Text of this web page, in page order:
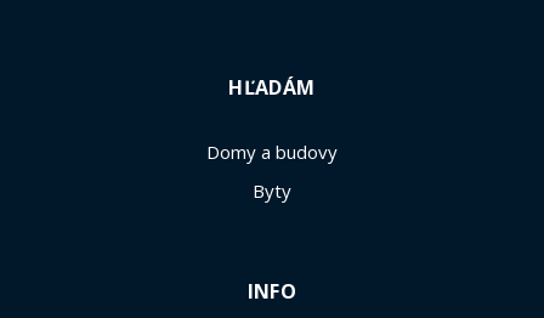
HĽADÁM
Domy a budovy
Byty
INFO